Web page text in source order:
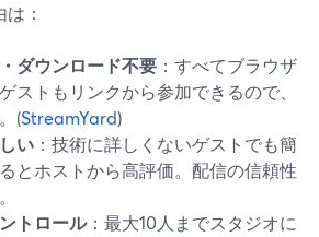
：
ダウンロード不要 ：すべてブラウザ
ストもリンクから参加できるので、
(StreamYard)
い ：技術に詳しくないゲストでも簡
とホストから高評価。配信の信頼性
トロール：最大10人までスタジオに